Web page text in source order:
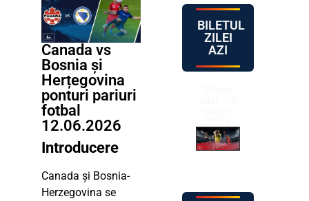
Canada vs
Bosnia și
Herțegovina
ponturi pariuri
fotbal
12.06.2026
Introducere
Canada și Bosnia-
Herzegovina se
BILETUL
ZILEI
AZI